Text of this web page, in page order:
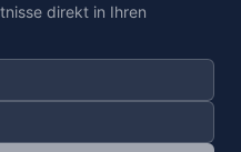
direkt in Ihren